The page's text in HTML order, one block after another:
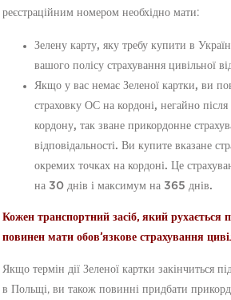
реєстраційним номером необхідно мати:
Зелену карту, яку требу купити в
вашого полісу страхування цивільної
Якщо у вас немає Зеленої картки, ви
страховку ОС на кордоні, негайно
кордону, так зване прикордонне
відповідальності. Ви купите вказане
окремих точках на кордоні. Це
на 30 днів і максимум на 365 днів.
Кожен транспортний засіб, який рухається
повинен мати обов’язкове страхування
Якщо термін дії Зеленої картки закінчиться
в Польщі, ви також повинні придбати